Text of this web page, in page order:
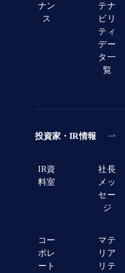
ナン
ス
テナ
ビリ
ティ
デー
タ一
覧
投資家・IR情報
IR資
料室
社長
メッ
セー
ジ
コー
ポレ
ート
マテ
リア
リテ